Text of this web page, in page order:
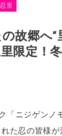
里
故郷へ“
限定！
ニジゲンノ
た忍の皆様